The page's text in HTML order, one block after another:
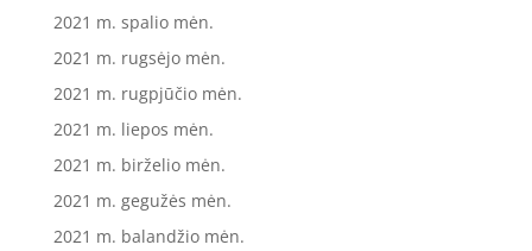
2021 m. spalio mėn.
2021 m. rugsėjo mėn.
2021 m. rugpjūčio mėn.
2021 m. liepos mėn.
2021 m. birželio mėn.
2021 m. gegužės mėn.
2021 m. balandžio mėn.